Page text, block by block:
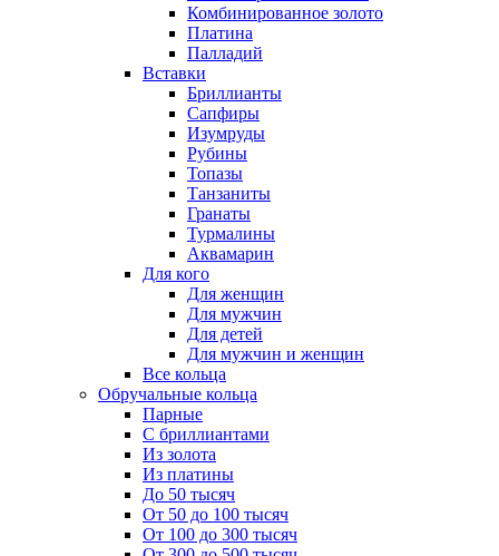
Комбинированное золото
Платина
Палладий
Вставки
Бриллианты
Сапфиры
Изумруды
Рубины
Топазы
Танзаниты
Гранаты
Турмалины
Аквамарин
Для кого
Для женщин
Для мужчин
Для детей
Для мужчин и женщин
Все кольца
Обручальные кольца
Парные
С бриллиантами
Из золота
Из платины
До 50 тысяч
От 50 до 100 тысяч
От 100 до 300 тысяч